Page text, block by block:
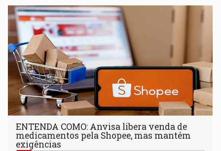
ENTENDA COMO: Anvisa libera venda de
medicamentos pela Shopee, mas mantém
exigências